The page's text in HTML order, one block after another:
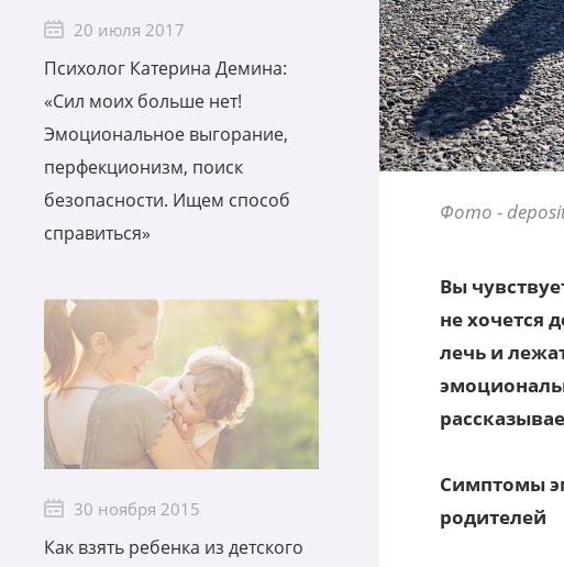
20 июля 2017
Психолог Катерина Демина:
«Сил моих больше нет!
Эмоциональное выгорание,
перфекционизм, поиск
безопасности. Ищем способ
справиться»
30 ноября 2015
Как взять ребенка из детского
Фото -
Вы
не хочется
лечь и
Симптомы
родителей